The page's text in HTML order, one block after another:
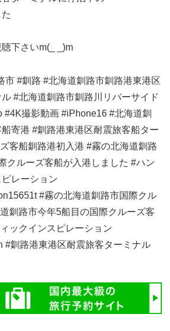
下さいm(_ _)m
市 #釧路 #北海道釧路市釧路港東港区
#北海道釧路市釧路川リバーサイド
#4K撮影動画 #iPhone16 #北海道釧
寄港 #釧路港東港区耐震旅客船ター
客船釧路港初入港 #霧の北海道釧路
クルーズ客船が入港しました #ハン
レーション
#霧の北海道釧路市国際クル
釧路市今年5船目の国際クルーズ客
ックインスピレーション
#釧路港東港区耐震旅客ターミナル